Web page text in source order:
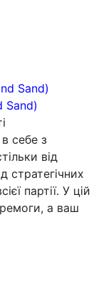
Sand)
себе з
від
стратегічних
партії. У цій
а ваш